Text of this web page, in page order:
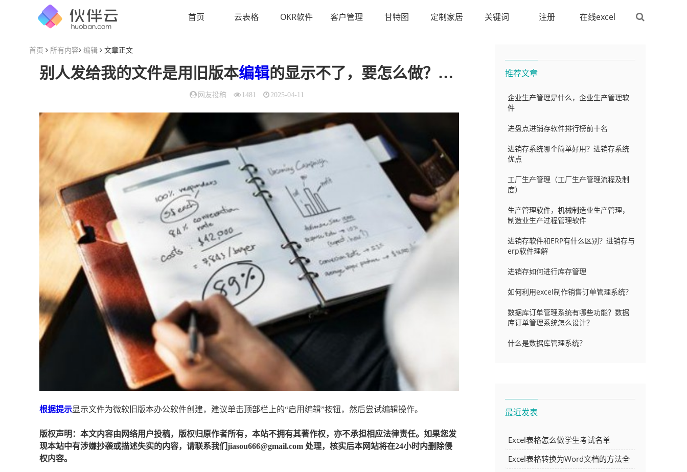
首页 云表格 OKR软件 客户管理 甘特图 定制家居 关键词 注册 在线excel
首页 所有内容 编辑 文章正文
别人发给我的文件是用旧版本编辑的显示不了，要怎么做？（为什么别人发的文件我修改不了）
网友投稿 1481 2025-04-11
根据提示显示文件为微软旧版本办公软件创建，建议单击顶部栏上的“启用编辑”按钮，然后尝试编辑操作。
版权声明：本文内容由网络用户投稿，版权归原作者所有，本站不拥有其著作权，亦不承担相应法律责任。如果您发
现本站中有涉嫌抄袭或描述失实的内容，请联系我们jiasou666@gmail.com 处理，核实后本网站将在24小时内删除侵
权内容。
推荐文章
企业生产管理是什么，企业生产管理软
件
进盘点进销存软件排行榜前十名
进销存系统哪个简单好用？进销存系统
优点
工厂生产管理（工厂生产管理流程及制
度）
生产管理软件，机械制造业生产管理，
制造业生产过程管理软件
进销存软件和ERP有什么区别？进销存与
erp软件理解
进销存如何进行库存管理
如何利用excel制作销售订单管理系统？
数据库订单管理系统有哪些功能？数据
库订单管理系统怎么设计？
什么是数据库管理系统？
最近发表
Excel表格怎么做学生考试名单
Excel表格转换为Word文档的方法全